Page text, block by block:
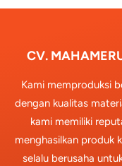
CV.
Kami memproduksi
dengan kualitas
kami memiliki
menghasilkan produk
selalu berusaha